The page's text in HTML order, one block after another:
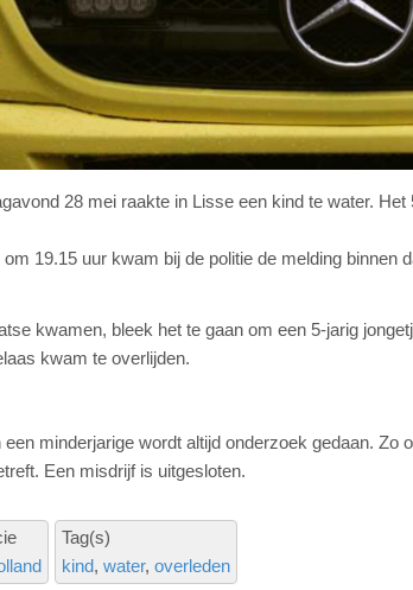
28 mei raakte in Lisse een kind te water.
19.15 uur kwam bij de politie de melding binnen
kwamen, bleek het te gaan om een 5-jarig
kwam te overlijden.
een minderjarige wordt altijd onderzoek gedaan.
Een misdrijf is uitgesloten.
Tag(s)
kind water overleden